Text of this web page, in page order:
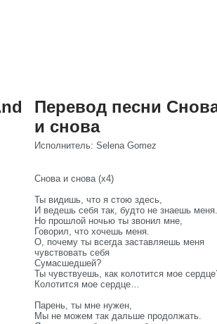
Перевод песни
и снова
Исполнитель: Selena Gomez
Снова и снова (x4)
Ты видишь, что я стою здесь,
И ведешь себя так, будто не знаешь меня.
Но прошлой ночью ты звонил мне,
Говорил, что хочешь меня.
О, почему ты всегда заставляешь меня
чувствовать себя
Сумасшедшей?
Ты чувствуешь, как колотится мое
Колотится мое сердце…
Парень, ты мне нужен,
Мы не можем так дальше продолжать.